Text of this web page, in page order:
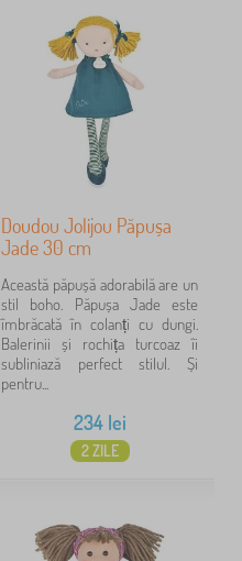
Doudou Jolijou Păpușa
Jade 30 cm
Această păpușă adorabilă are un
stil boho. Păpușa Jade este
îmbrăcată în colanți cu dungi.
Balerinii și rochița turcoaz îi
subliniază perfect stilul. Și
pentru...
234lei
2 ZILE